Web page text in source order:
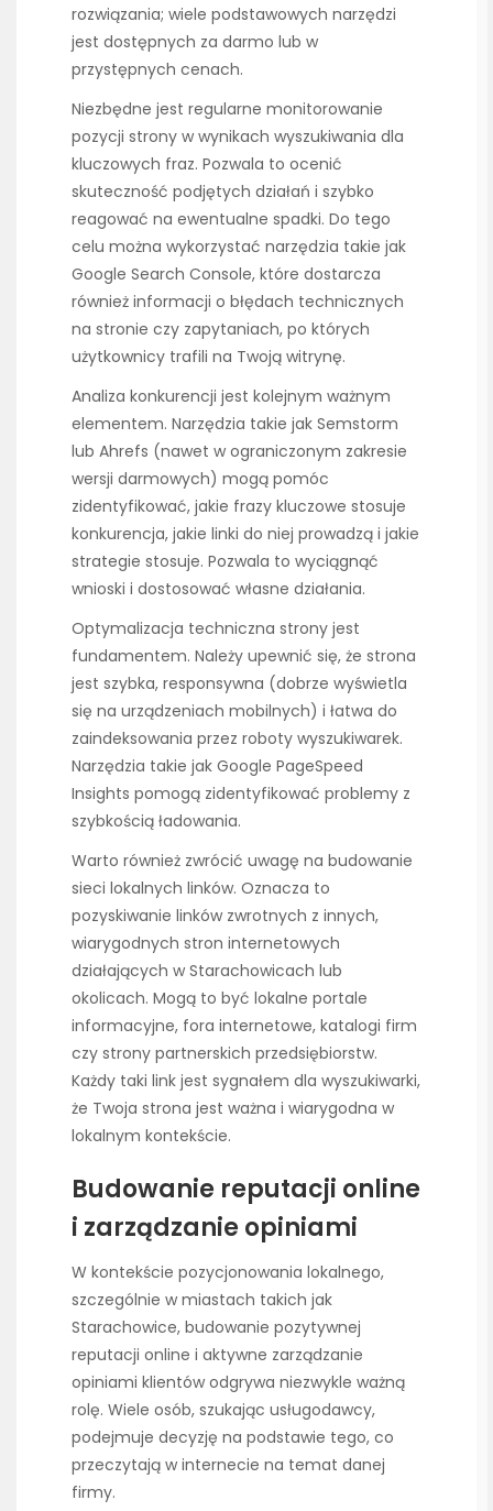
rozwiązania; wiele podstawowych narzędzi
jest dostępnych za darmo lub w
przystępnych cenach.
Niezbędne jest regularne monitorowanie
pozycji strony w wynikach wyszukiwania dla
kluczowych fraz. Pozwala to ocenić
skuteczność podjętych działań i szybko
reagować na ewentualne spadki. Do tego
celu można wykorzystać narzędzia takie jak
Google Search Console, które dostarcza
również informacji o błędach technicznych
na stronie czy zapytaniach, po których
użytkownicy trafili na Twoją witrynę.
Analiza konkurencji jest kolejnym ważnym
elementem. Narzędzia takie jak Semstorm
lub Ahrefs (nawet w ograniczonym zakresie
wersji darmowych) mogą pomóc
zidentyfikować, jakie frazy kluczowe stosuje
konkurencja, jakie linki do niej prowadzą i jakie
strategie stosuje. Pozwala to wyciągnąć
wnioski i dostosować własne działania.
Optymalizacja techniczna strony jest
fundamentem. Należy upewnić się, że strona
jest szybka, responsywna (dobrze wyświetla
się na urządzeniach mobilnych) i łatwa do
zaindeksowania przez roboty wyszukiwarek.
Narzędzia takie jak Google PageSpeed
Insights pomogą zidentyfikować problemy z
szybkością ładowania.
Warto również zwrócić uwagę na budowanie
sieci lokalnych linków. Oznacza to
pozyskiwanie linków zwrotnych z innych,
wiarygodnych stron internetowych
działających w Starachowicach lub
okolicach. Mogą to być lokalne portale
informacyjne, fora internetowe, katalogi firm
czy strony partnerskich przedsiębiorstw.
Każdy taki link jest sygnałem dla wyszukiwarki,
że Twoja strona jest ważna i wiarygodna w
lokalnym kontekście.
Budowanie reputacji online
i zarządzanie opiniami
W kontekście pozycjonowania lokalnego,
szczególnie w miastach takich jak
Starachowice, budowanie pozytywnej
reputacji online i aktywne zarządzanie
opiniami klientów odgrywa niezwykle ważną
rolę. Wiele osób, szukając usługodawcy,
podejmuje decyzję na podstawie tego, co
przeczytają w internecie na temat danej
firmy.